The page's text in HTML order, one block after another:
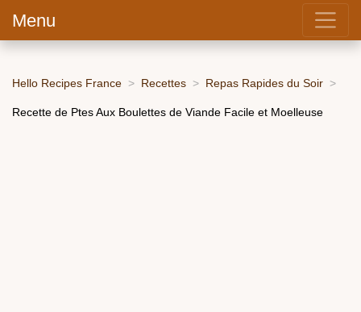
Menu
Hello Recipes France Recettes Repas Rapides du Soir
Recette de Ptes Aux Boulettes de Viande Facile et Moelleuse